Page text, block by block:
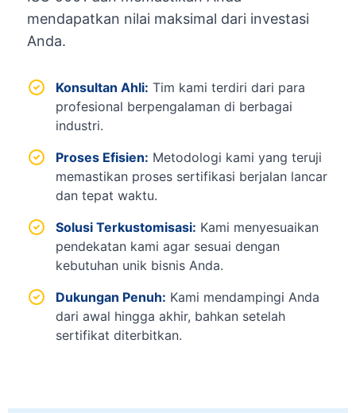
mendapatkan nilai maksimal dari investasi
Anda.
Konsultan Ahli: Tim kami terdiri dari para
profesional berpengalaman di berbagai
industri.
Proses Efisien: Metodologi kami yang teruji
memastikan proses sertifikasi berjalan lancar
dan tepat waktu.
Solusi Terkustomisasi: Kami menyesuaikan
pendekatan kami agar sesuai dengan
kebutuhan unik bisnis Anda.
Dukungan Penuh: Kami mendampingi Anda
dari awal hingga akhir, bahkan setelah
sertifikat diterbitkan.